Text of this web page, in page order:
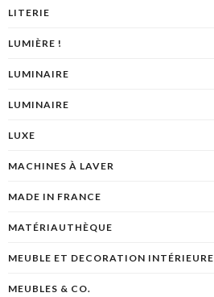
LITERIE
LUMIÈRE !
LUMINAIRE
LUMINAIRE
LUXE
MACHINES À LAVER
MADE IN FRANCE
MATÉRIAUTHÈQUE
MEUBLE ET DECORATION INTÉRIEURE
MEUBLES & CO.